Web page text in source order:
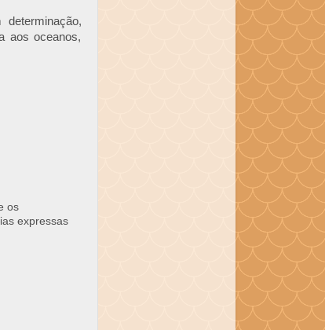
aos oceanos,
os
expressas